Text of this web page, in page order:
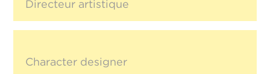
Directeur artistique
Character designer